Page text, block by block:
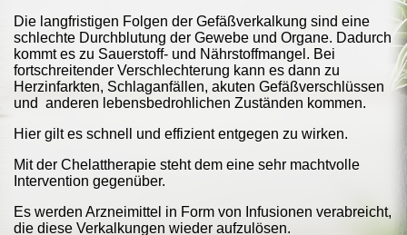
Die langfristigen Folgen der Gefäßverkalkung sind eine
schlechte Durchblutung der Gewebe und Organe. Dadurch
kommt es zu Sauerstoff- und Nährstoffmangel. Bei
fortschreitender Verschlechterung kann es dann zu
Herzinfarkten, Schlaganfällen, akuten Gefäßverschlüssen
und anderen lebensbedrohlichen Zuständen kommen.
Hier gilt es schnell und effizient entgegen zu wirken.
Mit der Chelattherapie steht dem eine sehr machtvolle
Intervention gegenüber.
Es werden Arzneimittel in Form von Infusionen verabreicht,
die diese Verkalkungen wieder aufzulösen.